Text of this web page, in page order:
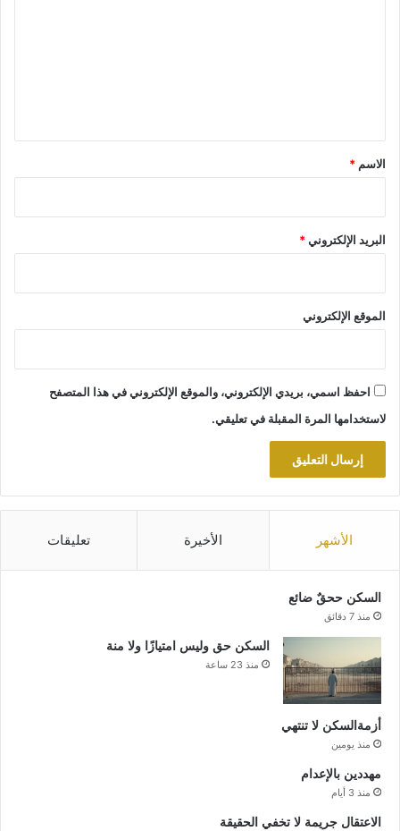
*
الاسم *
البريد الإلكتروني*
الموقع الإلكتروني
احفظ اسمي، بريدي الإلكتروني، والموقع الإلكتروني في هذا المتصفح
لاستخدامها المرة المقبلة في تعليقي.
الأشهر الأخيرة تعليقات
السكن ححقٌ ضائع
منذ 7 دقائق
السكن حق وليس امتيازًا ولا منة
منذ 23 ساعة
أزمةالسكن لا تنتهي
منذ يومين
مهددين بالإعدام
منذ 3 أيام
الاعتقال جريمة لا تخفي الحقيقة